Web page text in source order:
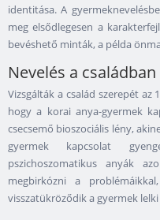
identitása. A
meg elsődlegesen a
bevéshető minták, a példa
Nevelés a családban
Vizsgálták a család szerepét az
hogy a korai anya-gyermek
csecsemő bioszociális lény,
gyermek kapcsolat
pszichoszomatikus anyák
megbirkózni a
visszatükröződik a gyermek